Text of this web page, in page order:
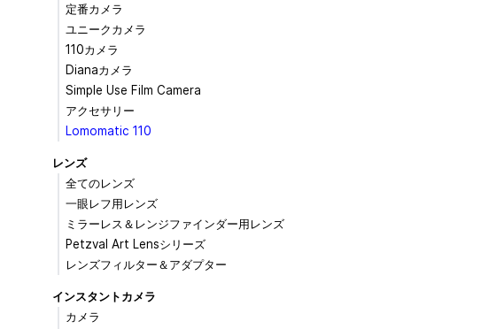
定番カメラ
ユニークカメラ
110カメラ
Dianaカメラ
Simple Use Film Camera
アクセサリー
Lomomatic 110
レンズ
全てのレンズ
一眼レフ用レンズ
ミラーレス＆レンジファインダー用レンズ
Petzval Art Lensシリーズ
レンズフィルター＆アダプター
インスタントカメラ
カメラ